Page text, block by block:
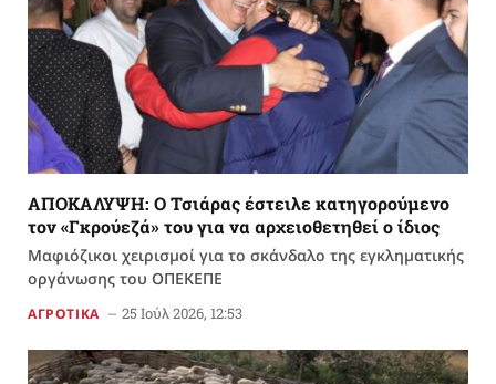
ΑΠΟΚΑΛΥΨΗ: Ο Τσιάρας έστειλε κατηγορούμενο
τον «Γκρούεζά» του για να αρχειοθετηθεί ο ίδιος
Μαφιόζικοι χειρισμοί για το σκάνδαλο της εγκληματικής
οργάνωσης του ΟΠΕΚΕΠΕ
ΑΓΡΟΤΙΚΑ 25 Ιούλ 2026, 12:53